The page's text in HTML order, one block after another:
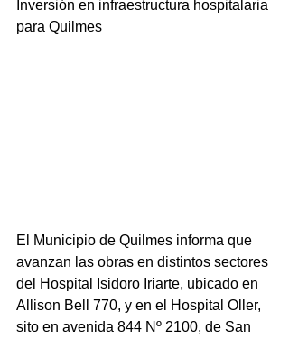
Inversión en infraestructura hospitalaria
para Quilmes
El Municipio de Quilmes informa que
avanzan las obras en distintos sectores
del Hospital Isidoro Iriarte, ubicado en
Allison Bell 770, y en el Hospital Oller,
sito en avenida 844 Nº 2100, de San